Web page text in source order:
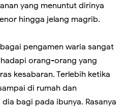
yang menuntut dirinya
hingga jelang magrib.
pengamen waria sangat
orang-orang yang
kesabaran. Terlebih ketika
di rumah dan
bagi pada ibunya. Rasanya